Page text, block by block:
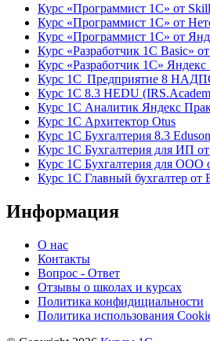
Курс «Программист 1С» от
Курс «Программист 1С» от
Курс «Программист 1С» от
Курс «Разработчик 1С Basic»
Курс «Разработчик 1С»
Курс 1С Предприятие 8
Курс 1С 8.3 HEDU
Курс 1С Аналитик Яндекс
Курс 1С Архитектор Otus
Курс 1С Бухгалтерия 8.3
Курс 1С Бухгалтерия для ИП
Курс 1С Бухгалтерия для ООО
Курс 1С Главный бухгалтер от
Информация
О нас
Контакты
Вопрос - Ответ
Отзывы о школах и курсах
Политика конфидициальности
Политика использования